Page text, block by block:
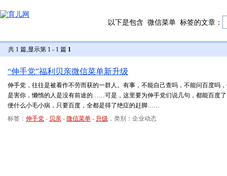
以下是包含 微信菜单 标签的文章：
共 1 篇,显示第 1 - 1 篇 1
“伸手党”福利贝亲微信菜单新升级
伸手党，往往是被看作不劳而获的一群人。有事，不能自己查吗，不能问百度吗
是害你，懒惰的人是没有前途的……可是，这里要为伸手党们说几句，都能百度
便什么小毛小病，只要百度，全都是得了绝症的赶脚……
标签： 伸手党 - 贝亲 - 微信菜单 - 升级 ，类别：企业动态